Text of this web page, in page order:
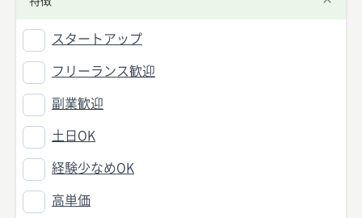
スタートアップ
フリーランス歓迎
副業歓迎
土日OK
経験少なめOK
高単価